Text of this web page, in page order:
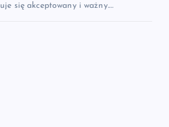
się akceptowany i ważny.…